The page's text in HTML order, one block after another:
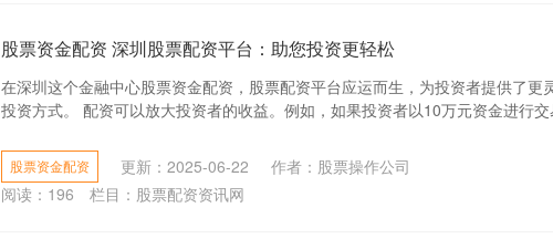
股票资金配资 深圳股票配资平台：助您投资更轻松
在深圳这个金融中心股票资金配资，股票配资平台应运而生，为投资者提供了更
投资方式。 配资可以放大投资者的收益。例如，如果投资者以10万元资金进行
股票资金配资 更新：2025-06-22
作者：股票操作公司
阅读： 196 栏目： 股票配资资讯网